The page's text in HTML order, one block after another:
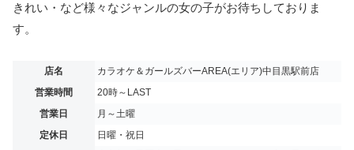
きれい・など様々なジャンルの女の子がお待ちしておりま
す。
店名
カラオケ＆ガールズバーAREA(エリア)中目黒駅前店
営業時間
20時～LAST
営業日
月～土曜
定休日
日曜・祝日